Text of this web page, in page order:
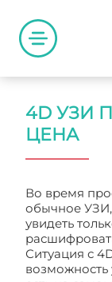
4D УЗИ
ЦЕНА
Во время
обычное
увидеть
Ситуация с
возможность